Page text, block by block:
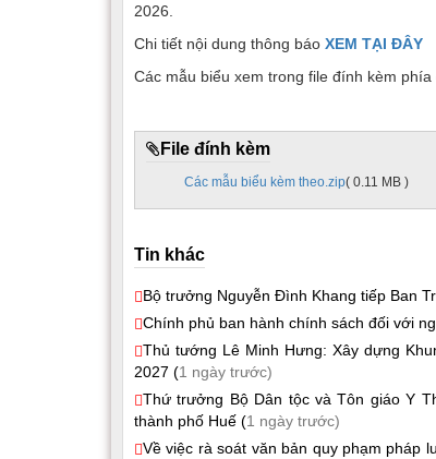
2026.
Chi tiết nội dung thông báo XEM TẠI ĐÂY
Các mẫu biểu xem trong file đính kèm
File đính kèm
Các mẫu biểu kèm theo.zip( 0.11 MB )
Tin khác
Bộ trưởng Nguyễn Đình Khang tiếp Ban
Chính phủ ban hành chính sách đối với
Thủ tướng Lê Minh Hưng: Xây dựng
2027 (1 ngày trước)
Thứ trưởng Bộ Dân tộc và Tôn giáo Y
thành phố Huế (1 ngày trước)
Về việc rà soát văn bản quy phạm pháp